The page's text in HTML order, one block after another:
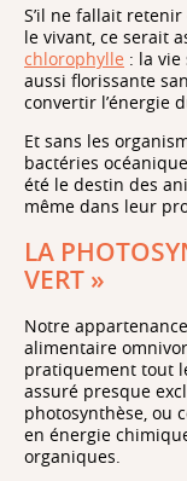
S’il ne fallait
le vivant, ce serait
chlorophylle : la
aussi florissante
convertir l’énergie
Et sans les
bactéries
été le destin des
même dans leur
LA
VERT »
Notre
alimentaire
pratiquement tout
assuré presque
photosynthèse, ou
en énergie
organiques.